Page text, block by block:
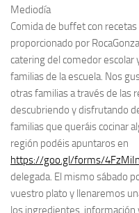
Mediodía
Comida de buffet con
proporcionado por
catering del comedor escolar
familias de la escuela. Nos
otras familias a través de las
descubriendo y disfrutando
familias que queráis cocinar
región podéis apuntaros en
https://goo.gl/forms/
delegada. El mismo sábado
vuestro plato y llenaremos
los ingredientes, información